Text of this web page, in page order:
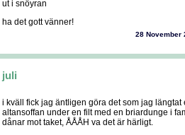
ut i snöyran
ha det gott vänner!
28 November
juli
i kväll fick jag äntligen göra det som jag
altansoffan under en filt med en briardunge i
dånar mot taket, ÅÅÅH va det är härligt.